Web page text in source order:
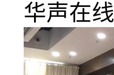
华声在线